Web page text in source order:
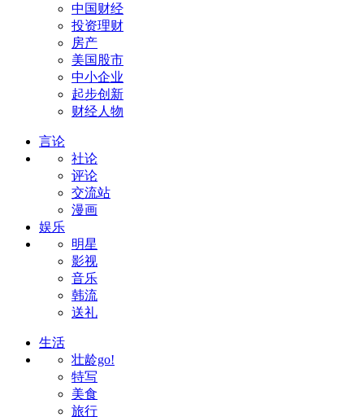
中国财经
投资理财
房产
美国股市
中小企业
起步创新
财经人物
言论
社论
评论
交流站
漫画
娱乐
明星
影视
音乐
韩流
送礼
生活
壮龄go!
特写
美食
旅行